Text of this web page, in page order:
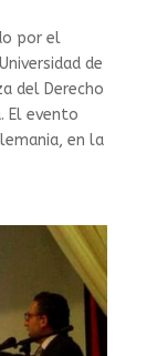
por el
de
del Derecho
El evento
en la